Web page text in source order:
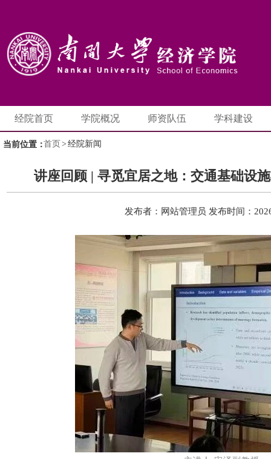
经院首页 学院概况 师资队伍 学科建设
当前位置：首页 > 经院新闻
讲座回顾 | 寻觅宜居之地：交通基础设
发布者：网站管理员 发布时间：